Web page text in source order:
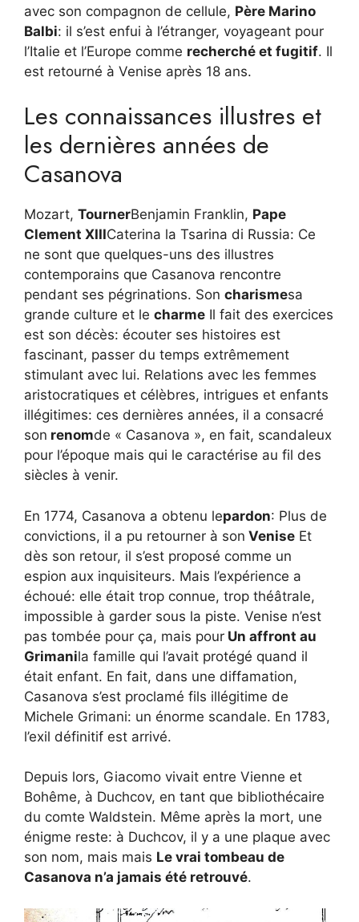
avec son compagnon de cellule, Père Marino
Balbi: il s’est enfui à l’étranger, voyageant pour
l’Italie et l’Europe comme recherché et fugitif. Il
est retourné à Venise après 18 ans.
Les connaissances illustres et
les dernières années de
Casanova
Mozart, TournerBenjamin Franklin, Pape
Clement XIIICaterina la Tsarina di Russia: Ce
ne sont que quelques-uns des illustres
contemporains que Casanova rencontre
pendant ses pégrinations. Son charismesa
grande culture et le charme Il fait des exercices
est son décès: écouter ses histoires est
fascinant, passer du temps extrêmement
stimulant avec lui. Relations avec les femmes
aristocratiques et célèbres, intrigues et enfants
illégitimes: ces dernières années, il a consacré
son renomde « Casanova », en fait, scandaleux
pour l’époque mais qui le caractérise au fil des
siècles à venir.
En 1774, Casanova a obtenu lepardon: Plus de
convictions, il a pu retourner à son Venise Et
dès son retour, il s’est proposé comme un
espion aux inquisiteurs. Mais l’expérience a
échoué: elle était trop connue, trop théâtrale,
impossible à garder sous la piste. Venise n’est
pas tombée pour ça, mais pour Un affront au
Grimanila famille qui l’avait protégé quand il
était enfant. En fait, dans une diffamation,
Casanova s’est proclamé fils illégitime de
Michele Grimani: un énorme scandale. En 1783,
l’exil définitif est arrivé.
Depuis lors, Giacomo vivait entre Vienne et
Bohême, à Duchcov, en tant que bibliothécaire
du comte Waldstein. Même après la mort, une
énigme reste: à Duchcov, il y a une plaque avec
son nom, mais mais Le vrai tombeau de
Casanova n’a jamais été retrouvé.